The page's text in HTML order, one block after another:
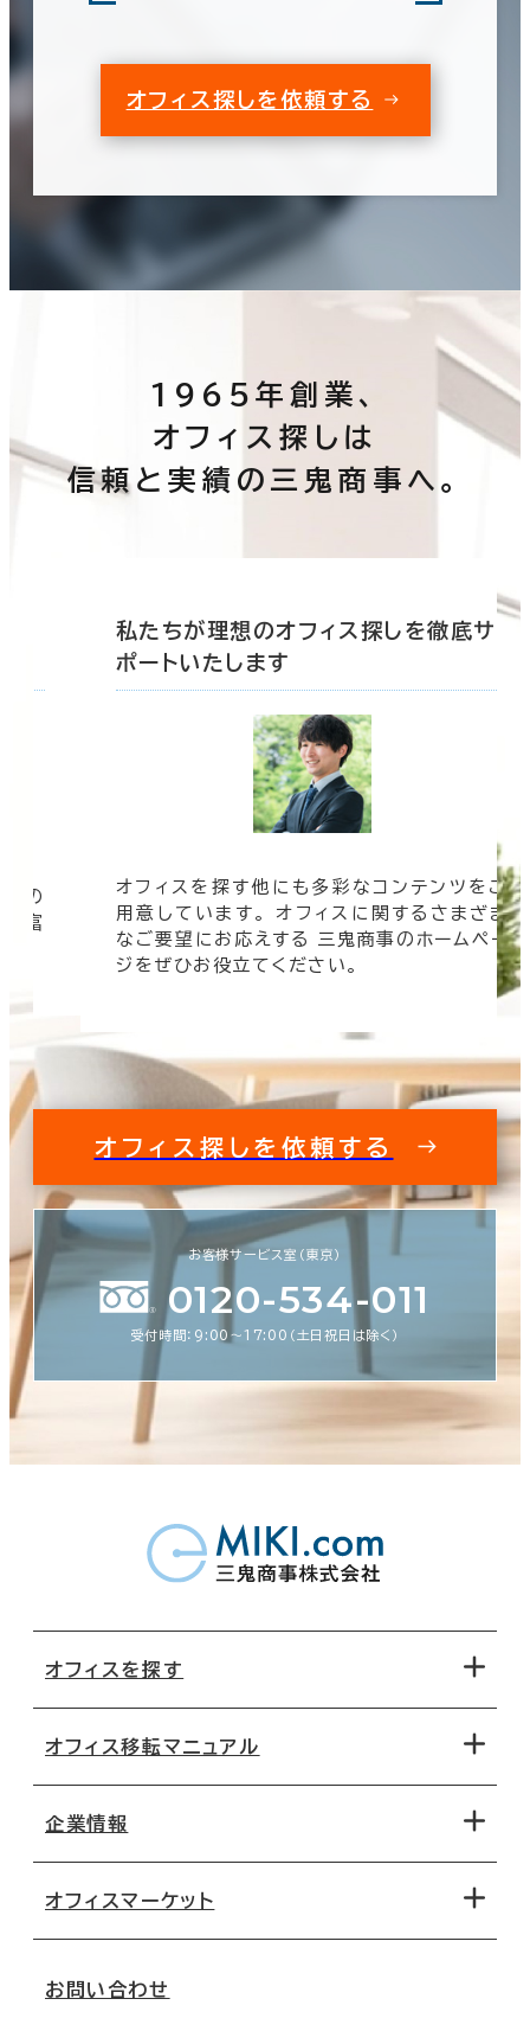
オフィス探しを依頼する
1965年創業、
オフィス探しは
信頼と実績の三鬼商事へ。
の
豊富
私たちが理想のオフィス探しを徹底サ
ポートいたします
オフィスを探す他にも多彩なコンテンツをご
用意しています。 オフィスに関するさまざま
なご要望にお応えする 三鬼商事のホームペー
ジをぜひお役立てください。
オフィス探しを依頼する
お客様サービス室（東京）
0120-534-011
受付時間：9:00〜17:00（土日祝日は除く）
オフィスを探す
地図から探す
路線・駅から探す
オフィス移転マニュアル
移転コストシミュレーション
移転スケジュール
オフィス移転Q&A
企業情報
オフィスマーケット
お問い合わせ